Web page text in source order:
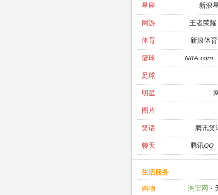
星座 新浪
网游 王者荣耀
体育 新浪体育
篮球 NBA.com
足球
明星
图片
笑话 腾讯笑
聊天 腾讯QQ
生活服务
购物
淘宝网 ·